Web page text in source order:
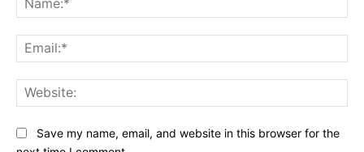
Save my name, email, and website in this browser for the